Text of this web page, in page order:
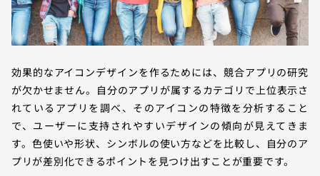
効果的なアイコンデザインを作るためには、競合アプリの研究
が欠かせません。自分のアプリが属するカテゴリで上位表示さ
れているアプリを調べ、そのアイコンの特徴を分析すること
で、ユーザーに支持されやすいデザインの傾向が見えてきま
す。色使いや形状、シンボルの使い方などを比較し、自分のア
プリが差別化できるポイントを見つけ出すことが重要です。